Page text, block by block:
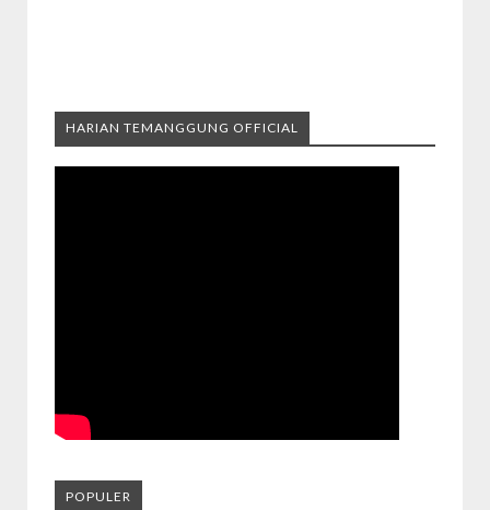
HARIAN TEMANGGUNG OFFICIAL
POPULER